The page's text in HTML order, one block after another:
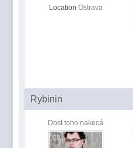
Location Ostrava
Rybinin
Dost toho nakecá